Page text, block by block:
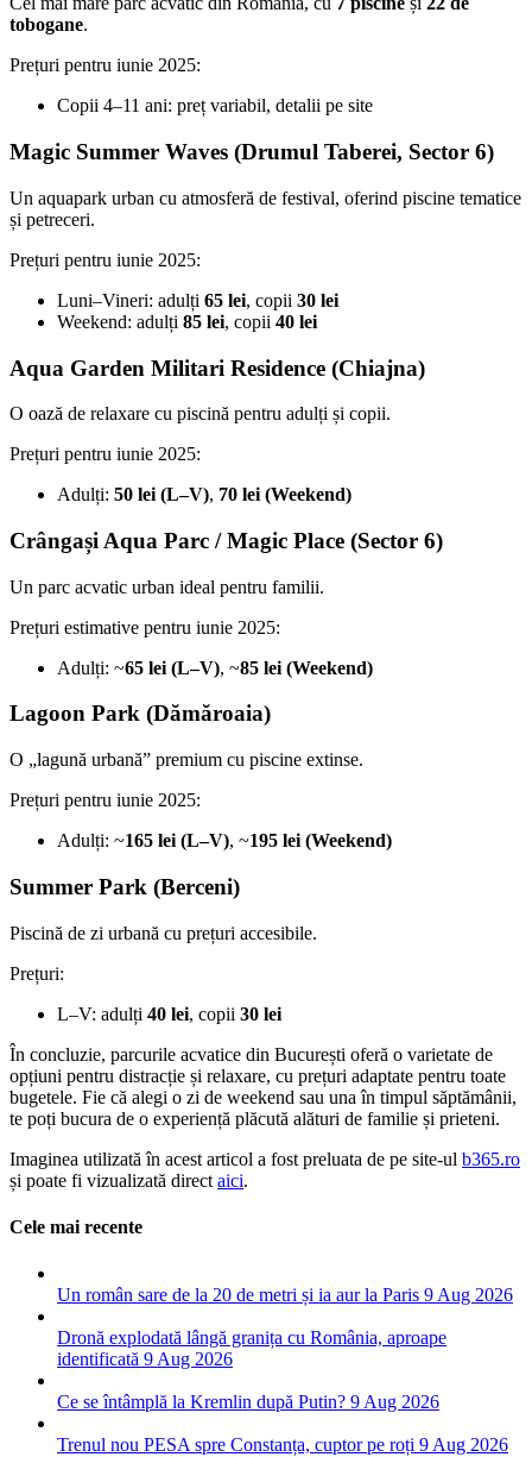
tobogane.
Prețuri pentru iunie 2025:
Copii 4–11 ani: preț variabil, detalii pe site
Magic Summer Waves (Drumul Taberei, Sector 6)
Un aquapark urban cu atmosferă de festival, oferind piscine tematice
și petreceri.
Prețuri pentru iunie 2025:
Luni–Vineri: adulți 65 lei, copii 30 lei
Weekend: adulți 85 lei, copii 40 lei
Aqua Garden Militari Residence (Chiajna)
O oază de relaxare cu piscină pentru adulți și copii.
Prețuri pentru iunie 2025:
Adulți: 50 lei (L–V), 70 lei (Weekend)
Crângași Aqua Parc / Magic Place (Sector 6)
Un parc acvatic urban ideal pentru familii.
Prețuri estimative pentru iunie 2025:
Adulți: ~65 lei (L–V), ~85 lei (Weekend)
Lagoon Park (Dămăroaia)
O „lagună urbană” premium cu piscine extinse.
Prețuri pentru iunie 2025:
Adulți: ~165 lei (L–V), ~195 lei (Weekend)
Summer Park (Berceni)
Piscină de zi urbană cu prețuri accesibile.
Prețuri:
L–V: adulți 40 lei, copii 30 lei
În concluzie, parcurile acvatice din București oferă o varietate de
opțiuni pentru distracție și relaxare, cu prețuri adaptate pentru toate
bugetele. Fie că alegi o zi de weekend sau una în timpul săptămânii,
te poți bucura de o experiență plăcută alături de familie și prieteni.
Imaginea utilizată în acest articol a fost preluata de pe site-ul b365.ro
și poate fi vizualizată direct aici.
Cele mai recente
Un român sare de la 20 de metri și ia aur la Paris 9 Aug 2026
Dronă explodată lângă granița cu România, aproape
identificată 9 Aug 2026
Ce se întâmplă la Kremlin după Putin? 9 Aug 2026
Trenul nou PESA spre Constanța, cuptor pe roți 9 Aug 2026